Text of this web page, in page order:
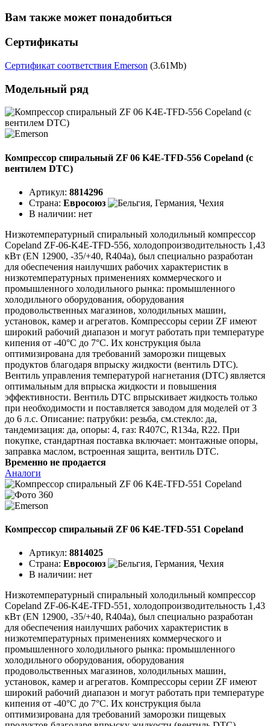
Вам также может понадобиться
Сертификаты
Сертификат соответствия Emerson (3.61Mb)
Модельный ряд
Компрессор спиральный ZF 06 K4E-TFD-556 Copeland (с
вентилем DTC)
Артикул: 8814296
Страна: Евросоюз
В наличии: нет
Низкотемпературный спиральный холодильный компрессор
Copeland ZF-06-K4E-TFD-556, холодопроизводительность 1,43
кВт (EN 12900, -35/+40, R404a), был специально разработан
для обеспечения наилучших рабочих характеристик в
низкотемпературных применениях коммерческого и
промышленного холодильного рынка: промышленного
холодильного оборудования, оборудования
продовольственных магазинов, холодильных машин,
установок, камер и агрегатов. Компрессоры серии ZF имеют
широкий рабочий диапазон и могут работать при температуре
кипения от -40°C до 7°C. Их конструкция была
оптимизирована для требований заморозки пищевых
продуктов благодаря впрыску жидкости (вентиль DTC).
Вентиль управления температурой нагнетания (DTC) является
оптимальным для впрыска жидкости и повышения
эффективности. Вентиль DTC впрыскивает жидкость только
при необходимости и поставляется заводом для моделей от 3
до 6 л.с. Описание: патрубки: резьба, см.стекло: да,
тандемизация: да, опоры: 4, газ: R407C, R134a, R22. При
покупке, стандартная поставка включает: монтажные опоры,
заправка маслом, встроенная защита, вентиль DTC.
Временно не продается
Аналоги
Компрессор спиральный ZF 06 K4E-TFD-551 Copeland
Артикул: 8814025
Страна: Евросоюз
В наличии: нет
Низкотемпературный спиральный холодильный компрессор
Copeland ZF-06-K4E-TFD-551, холодопроизводительность 1,43
кВт (EN 12900, -35/+40, R404a), был специально разработан
для обеспечения наилучших рабочих характеристик в
низкотемпературных применениях коммерческого и
промышленного холодильного рынка: промышленного
холодильного оборудования, оборудования
продовольственных магазинов, холодильных машин,
установок, камер и агрегатов. Компрессоры серии ZF имеют
широкий рабочий диапазон и могут работать при температуре
кипения от -40°C до 7°C. Их конструкция была
оптимизирована для требований заморозки пищевых